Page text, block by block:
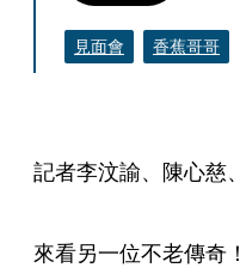
見面會 香蕉哥哥
記者李汶諭、陳心慈
來看另一位不老傳奇